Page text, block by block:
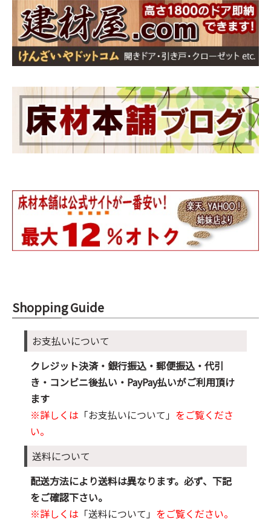
Shopping Guide
お支払いについて
クレジット決済・銀行振込・郵便振込・代引
き・コンビニ後払い・PayPay払いがご利用頂け
ます
※詳しくは 「お支払いについて」 をご覧くださ
い。
送料について
配送方法により送料は異なります。必ず、下記
をご確認下さい。
※詳しくは 「送料について」 をご覧ください。